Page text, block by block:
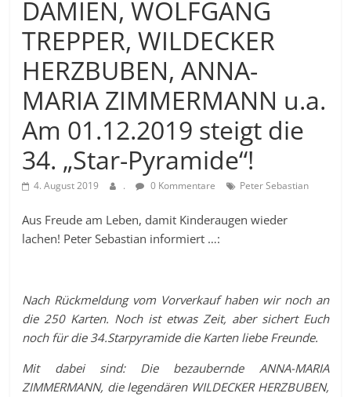
DAMIEN, WOLFGANG
TREPPER, WILDECKER
HERZBUBEN, ANNA-
MARIA ZIMMERMANN u.a.
Am 01.12.2019 steigt die
34. „Star-Pyramide“!
4. August 2019 . 0 Kommentare Peter Sebastian
Aus Freude am Leben, damit Kinderaugen wieder
lachen! Peter Sebastian informiert …:
Nach Rückmeldung vom Vorverkauf haben wir noch an
die 250 Karten. Noch ist etwas Zeit, aber sichert Euch
noch für die 34.Starpyramide die Karten liebe Freunde.
Mit dabei sind: Die bezaubernde ANNA-MARIA
ZIMMERMANN, die legendären WILDECKER HERZBUBEN,